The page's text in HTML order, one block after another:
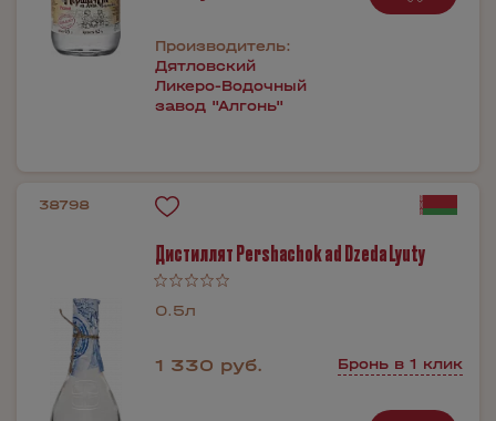
Производитель:
Дятловский
Ликеро-Водочный
завод "Алгонь"
38798
Дистиллят Pershаchok ad Dzedа Lyuty
0.5л
1 330 руб. Бронь в 1 клик